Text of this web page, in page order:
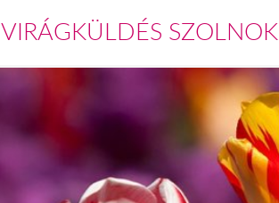
VIRÁGKÜLDÉS SZOLNOK